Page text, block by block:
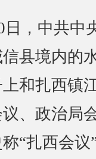
，中共中
县境内的
和扎西镇
、政治局
“扎西会议